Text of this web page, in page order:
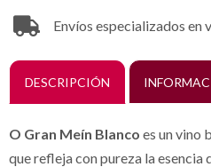
Envíos especializados en
DESCRIPCIÓN
O Gran Meín Blanco es un vino
que refleja con pureza la esencia